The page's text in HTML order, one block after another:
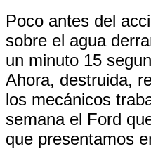
Poco antes del
sobre el agua
un minuto 15
Ahora, destruida,
los mecánicos
semana el Ford
que presentamos